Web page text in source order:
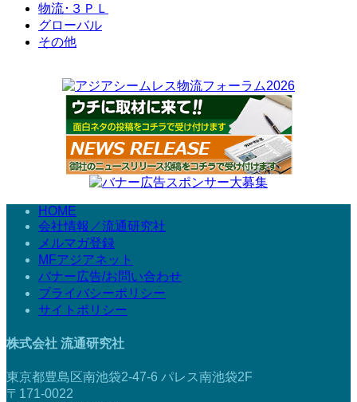
物流･３ＰＬ
グローバル
その他
HOME
会社情報／流通研究社
メルマガ登録
MFアジアネット
バナー広告/お問い合わせ
プライバシーポリシー
サイトポリシー
株式会社 流通研究社
東京都豊島区南池袋2-47-6 パレス南池袋2F
〒171-0022